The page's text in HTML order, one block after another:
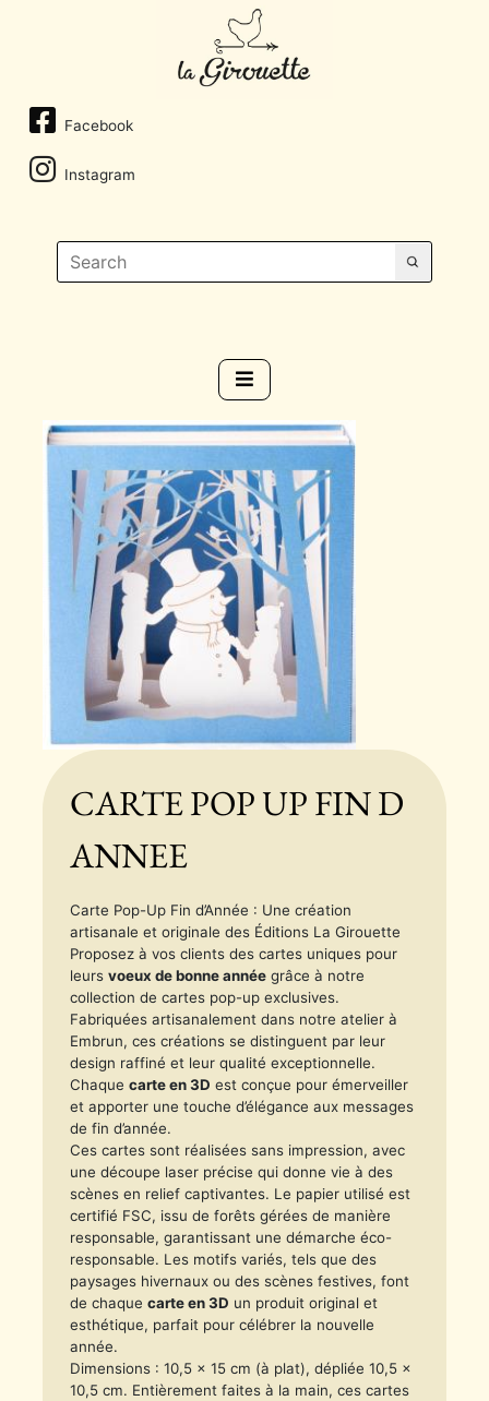
Facebook
Instagram
CARTE POP UP FIN D
ANNEE
Carte Pop-Up Fin d’Année : Une création
artisanale et originale des Éditions La Girouette
Proposez à vos clients des cartes uniques pour
leursvoeux de bonne année grâce à notre
collection de cartes pop-up exclusives.
Fabriquées artisanalement dans notre atelier à
Embrun, ces créations se distinguent par leur
design raffiné et leur qualité exceptionnelle.
Chaquecarte en 3D est conçue pour émerveiller
et apporter une touche d’élégance aux messages
de fin d’année.
Ces cartes sont réalisées sans impression, avec
une découpe laser précise qui donne vie à des
scènes en relief captivantes. Le papier utilisé est
certifié FSC, issu de forêts gérées de manière
responsable, garantissant une démarche éco-
responsable. Les motifs variés, tels que des
paysages hivernaux ou des scènes festives, font
de chaquecarte en 3D un produit original et
esthétique, parfait pour célébrer la nouvelle
année.
Dimensions : 10,5 x 15 cm (à plat), dépliée 10,5 x
10,5 cm. Entièrement faites à la main, ces cartes